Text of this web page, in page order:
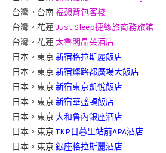
台灣。台南福憩背包客棧
台灣。花蓮Just Sleep捷絲旅商務旅館
台灣。花蓮太魯閣晶英酒店
日本。東京新宿格拉斯麗飯店
日本。東京新宿燦路都廣場大飯店
日本。東京新宿東京凱悅飯店
日本。東京新宿華盛頓飯店
日本。東京大和魯內銀座酒店
日本。東京TKP日暮里站前APA酒店
日本。東京銀座格拉斯麗酒店